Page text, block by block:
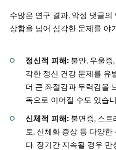
수많은 연구 결과, 악성 댓글
상함을 넘어 심각한 문제를 야
정신적 피해: 불안, 우울증
각한 정신 건강 문제를 유
더 큰 좌절감과 무력감을
독으로 이어질 수도 있습
신체적 피해: 불면증, 스트
토, 신체화 증상 등 다양
다. 장기간 지속될 경우